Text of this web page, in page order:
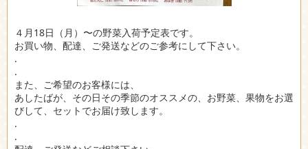
４月18日（月）〜の野菜入荷予定表です。
お買い物、配達、ご発送などのご参考にして下さい。
.
.
また、ご希望のお客様には、
あしたばが、その日その季節のオススメの、お野菜、果物をお選
びして、セットでお届け致します。
.
.